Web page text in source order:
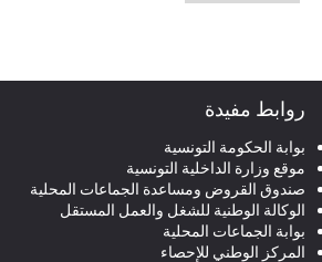
روابط مفيدة
بوابة الحكومة التونسية
موقع وزارة الداخلية التونسية
صندوق القروض ومساعدة الجماعات المحلية
الوكالة الوطنية للشغل والعمل المستقل
بوابة الجماعات المحلية
المركز الوطني للإحصاء